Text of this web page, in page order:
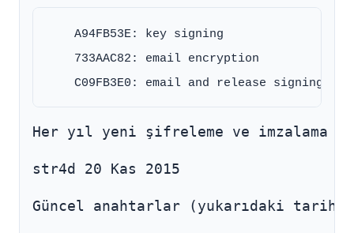
    A94FB53E: key signing
    733AAC82: email encryption
Her yıl yeni şifreleme ve imzalama
str4d 20 Kas 2015
Güncel anahtarlar (yukarıdaki